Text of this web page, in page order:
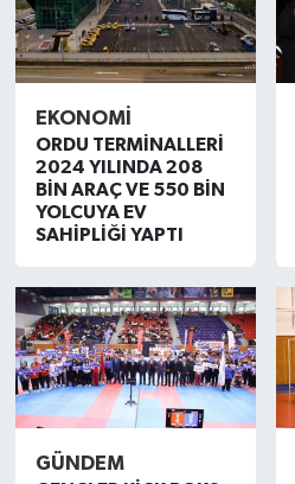
EKONOMİ
ORDU TERMİNALLERİ
2024 YILINDA 208
BİN ARAÇ VE 550 BİN
YOLCUYA EV
SAHİPLİĞİ YAPTI
GÜNDEM